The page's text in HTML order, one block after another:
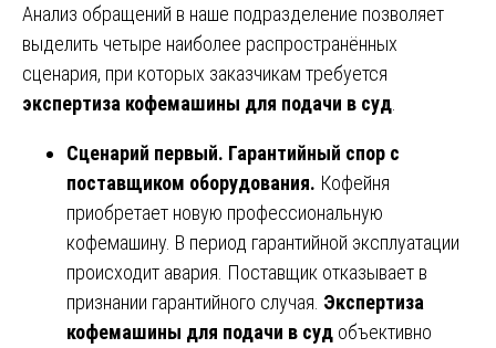
Анализ обращений в наше подразделение позволяет
выделить четыре наиболее распространённых
сценария, при которых заказчикам требуется
экспертиза кофемашины для подачи в суд
Сценарий первый. Гарантийный спор с
поставщиком оборудования. Кофейня
приобретает новую профессиональную
кофемашину. В период гарантийной эксплуатации
происходит авария. Поставщик отказывает в
признании гарантийного случая. Экспертиза
кофемашины для подачи в суд объективно